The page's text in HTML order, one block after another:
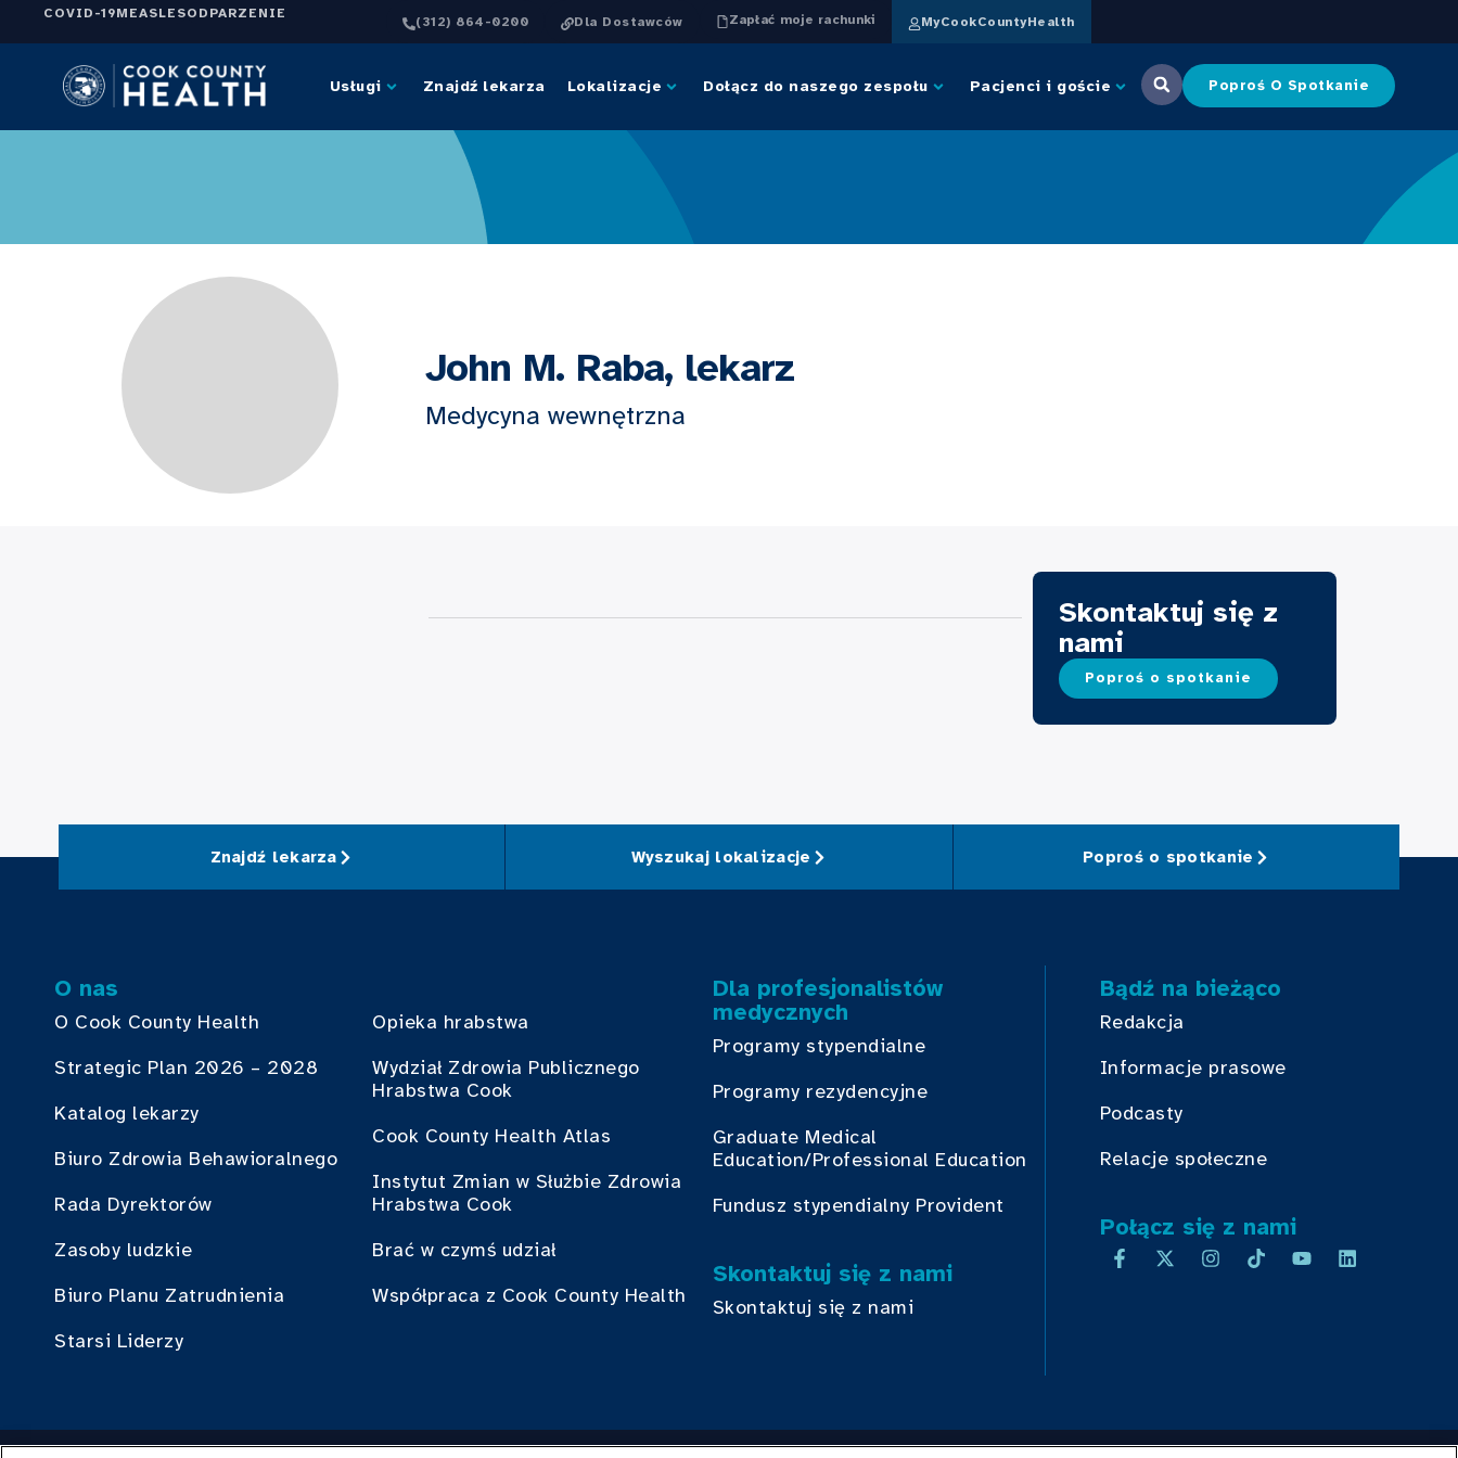
COVID-19MEASLESODPARZENIE
(312) 864-0200 Dla Dostawców Zapłać moje rachunki MyCookCountyHealth
Usługi Znajdź lekarza Lokalizacje Dołącz do naszego zespołu Pacjenci i goście Poproś O Spotkanie
John M. Raba, lekarz
Medycyna wewnętrzna
Skontaktuj się z
nami
Poproś o spotkanie
Znajdź lekarza Wyszukaj lokalizacje Poproś o spotkanie
O nas
O Cook County Health
Strategic Plan 2026 – 2028
Katalog lekarzy
Biuro Zdrowia Behawioralnego
Rada Dyrektorów
Zasoby ludzkie
Biuro Planu Zatrudnienia
Starsi Liderzy
Opieka hrabstwa
Wydział Zdrowia Publicznego
Hrabstwa Cook
Cook County Health Atlas
Instytut Zmian w Służbie Zdrowia
Hrabstwa Cook
Brać w czymś udział
Współpraca z Cook County Health
Dla profesjonalistów
medycznych
Programy stypendialne
Programy rezydencyjne
Graduate Medical
Education/Professional Education
Fundusz stypendialny Provident
Skontaktuj się z nami
Skontaktuj się z nami
Bądź na bieżąco
Redakcja
Informacje prasowe
Podcasty
Relacje społeczne
Połącz się z nami